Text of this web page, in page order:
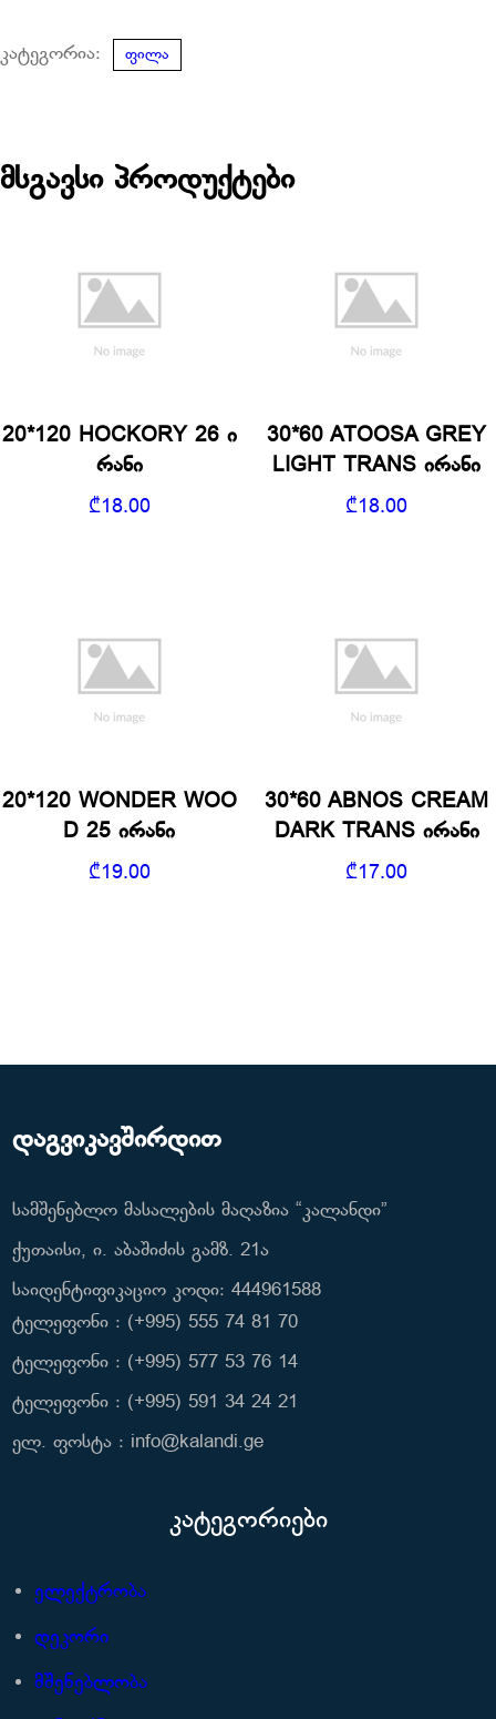
კატეგორია: ფილა
მსგავსი პროდუქტები
20*120 HOCKORY 26 ი
რანი
₾18.00
30*60 ATOOSA GREY
LIGHT TRANS ირანი
₾18.00
20*120 WONDER WOO
D 25 ირანი
₾19.00
30*60 ABNOS CREAM
DARK TRANS ირანი
₾17.00
დაგვიკავშირდით
სამშენებლო მასალების მაღაზია “კალანდი”
ქუთაისი, ი. აბაშიძის გამზ. 21ა
საიდენტიფიკაციო კოდი: 444961588
ტელეფონი : (+995) 555 74 81 70
ტელეფონი : (+995) 577 53 76 14
ტელეფონი : (+995) 591 34 24 21
ელ. ფოსტა : info@kalandi.ge
კატეგორიები
ელექტრობა
დეკორი
მშენებლობა